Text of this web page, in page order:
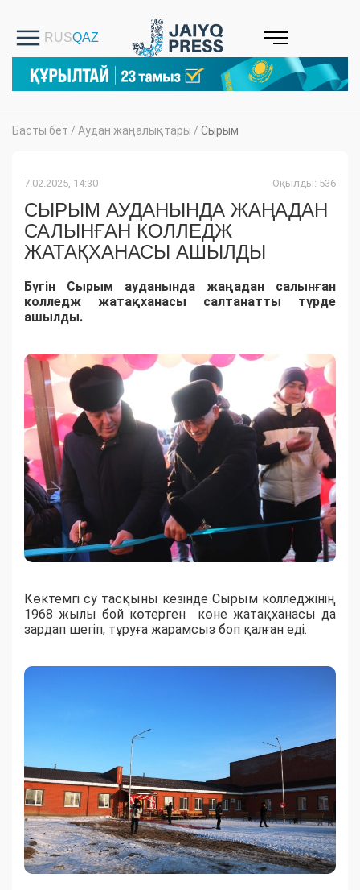
Басты бет / Аудан жаңалықтары / Сырым
7.02.2025, 14:30 Оқылды: 536
СЫРЫМ АУДАНЫНДА ЖАҢАДАН
САЛЫНҒАН КОЛЛЕДЖ
ЖАТАҚХАНАСЫ АШЫЛДЫ
Бүгін Сырым ауданында жаңадан салынған
колледж жатақханасы салтанатты түрде
ашылды.
Көктемгі су тасқыны кезінде Сырым колледжінің
1968 жылы бой көтерген көне жатақханасы да
зардап шегіп, тұруға жарамсыз боп қалған еді.